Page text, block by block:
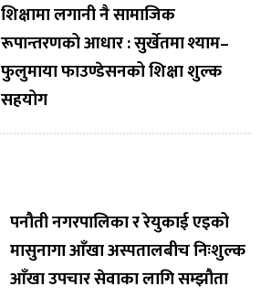
शिक्षामा लगानी नै सामाजिक
रूपान्तरणको आधार : सुर्खेतमा श्याम–
फुलुमाया फाउण्डेसनको शिक्षा शुल्क
सहयोग
पनौती नगरपालिका र रेयुकाई एइको
मासुनागा आँखा अस्पतालबीच निःशुल्क
आँखा उपचार सेवाका लागि सम्झौता